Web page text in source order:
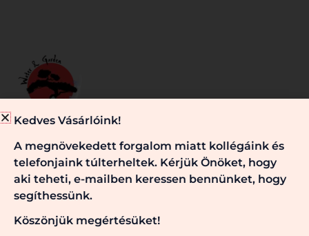
szükséges, nálunk megtalálható. Kérje véleményünket,
szaktanácsainkat! Keressen bennünket!
Kedves Vásárlóink!
A megnövekedett forgalom miatt kollégáink és
telefonjaink túlterheltek. Kérjük Önöket, hogy
aki teheti, e-mailben keressen bennünket, hogy
segíthessünk.
Köszönjük megértésüket!